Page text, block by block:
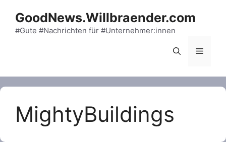
content
GoodNews.Willbraender.com
#Gute #Nachrichten für #Unternehmer:innen
Menu
MightyBuildings